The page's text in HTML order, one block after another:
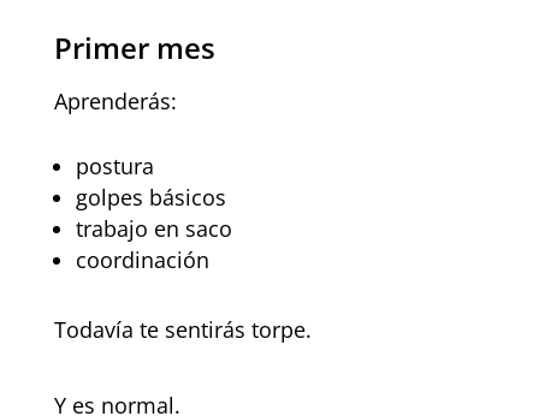
Primer mes
Aprenderás:
postura
golpes básicos
trabajo en saco
coordinación
Todavía te sentirás torpe.
Y es normal.